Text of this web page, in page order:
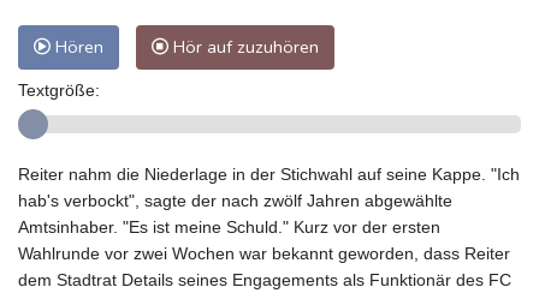
Hören Hör auf zuzuhören
Textgröße:
Reiter nahm die Niederlage in der Stichwahl auf seine Kappe. "Ich
hab's verbockt", sagte der nach zwölf Jahren abgewählte
Amtsinhaber. "Es ist meine Schuld." Kurz vor der ersten
Wahlrunde vor zwei Wochen war bekannt geworden, dass Reiter
dem Stadtrat Details seines Engagements als Funktionär des FC